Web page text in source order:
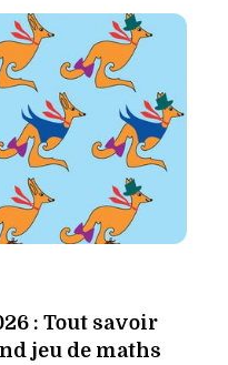
: Tout savoir
jeu de maths